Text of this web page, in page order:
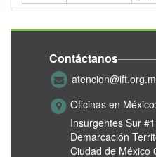
Contáctanos
Oficinas en México:
Insurgentes Sur
Demarcación
Ciudad de México